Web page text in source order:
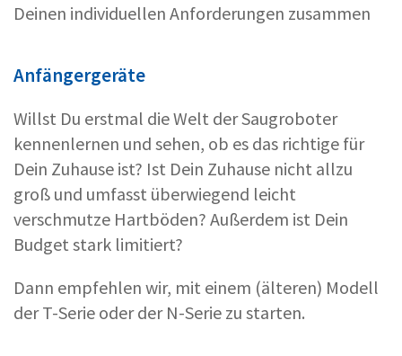
Deinen individuellen Anforderungen zusammen
Anfängergeräte
Willst Du erstmal die Welt der Saugroboter
kennenlernen und sehen, ob es das richtige für
Dein Zuhause ist? Ist Dein Zuhause nicht allzu
groß und umfasst überwiegend leicht
verschmutze Hartböden? Außerdem ist Dein
Budget stark limitiert?
Dann empfehlen wir, mit einem (älteren) Modell
der T-Serie oder der N-Serie zu starten.